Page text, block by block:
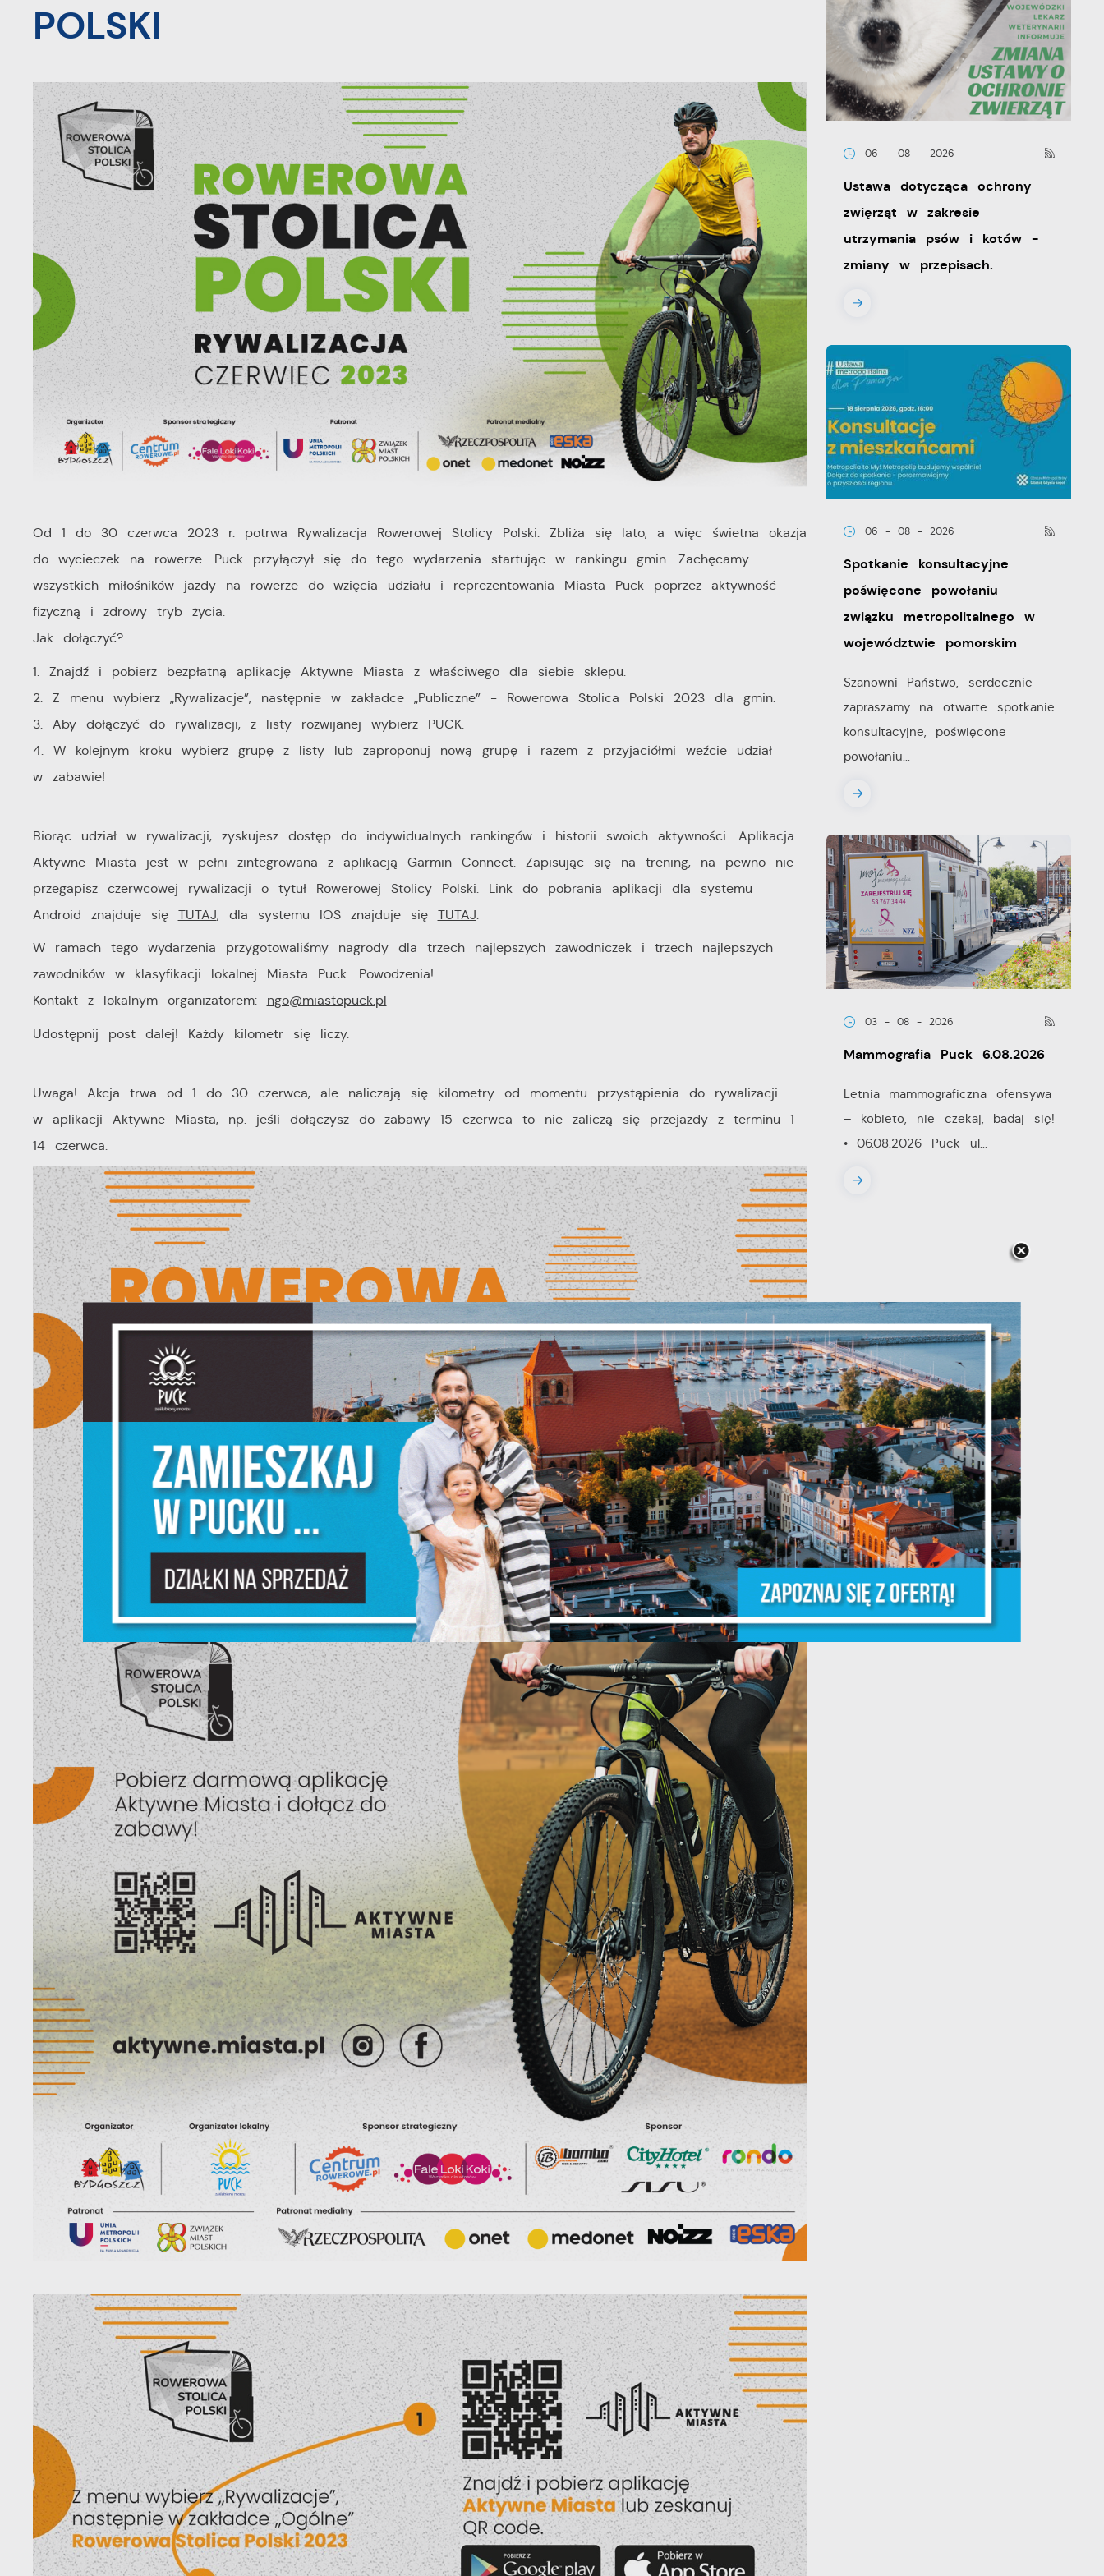
POLSKI
Od 1 do 30 czerwca 2023 r. potrwa Rywalizacja Rowerowej Stolicy Polski. Zbliża się lato, a więc świetna okazja
do wycieczek na rowerze. Puck przyłączył się do tego wydarzenia startując w rankingu gmin. Zachęcamy
wszystkich miłośników jazdy na rowerze do wzięcia udziału i reprezentowania Miasta Puck poprzez aktywność
fizyczną i zdrowy tryb życia.
Jak dołączyć?
1. Znajdź i pobierz bezpłatną aplikację Aktywne Miasta z właściwego dla siebie sklepu.
2. Z menu wybierz „Rywalizacje”, następnie w zakładce „Publiczne” - Rowerowa Stolica Polski 2023 dla gmin.
3. Aby dołączyć do rywalizacji, z listy rozwijanej wybierz PUCK.
4. W kolejnym kroku wybierz grupę z listy lub zaproponuj nową grupę i razem z przyjaciółmi weźcie udział
w zabawie!
Biorąc udział w rywalizacji, zyskujesz dostęp do indywidualnych rankingów i historii swoich aktywności. Aplikacja
Aktywne Miasta jest w pełni zintegrowana z aplikacją Garmin Connect. Zapisując się na trening, na pewno nie
przegapisz czerwcowej rywalizacji o tytuł Rowerowej Stolicy Polski. Link do pobrania aplikacji dla systemu
Android znajduje się TUTAJ, dla systemu IOS znajduje się TUTAJ.
W ramach tego wydarzenia przygotowaliśmy nagrody dla trzech najlepszych zawodniczek i trzech najlepszych
zawodników w klasyfikacji lokalnej Miasta Puck. Powodzenia!
Kontakt z lokalnym organizatorem: ngo@miastopuck.pl
Udostępnij post dalej! Każdy kilometr się liczy.
Uwaga! Akcja trwa od 1 do 30 czerwca, ale naliczają się kilometry od momentu przystąpienia do rywalizacji
w aplikacji Aktywne Miasta, np. jeśli dołączysz do zabawy 15 czerwca to nie zaliczą się przejazdy z terminu 1-
14 czerwca.
06 - 08 - 2026
Ustawa dotycząca ochrony
zwięrząt w zakresie
utrzymania psów i kotów -
zmiany w przepisach.
06 - 08 - 2026
Spotkanie konsultacyjne
poświęcone powołaniu
związku metropolitalnego w
województwie pomorskim
Szanowni Państwo, serdecznie
zapraszamy na otwarte spotkanie
konsultacyjne, poświęcone
powołaniu...
03 - 08 - 2026
Mammografia Puck 6.08.2026
Letnia mammograficzna ofensywa
– kobieto, nie czekaj, badaj się!
• 06.08.2026 Puck ul...
Ustawienia
Szanujemy Twoją prywatność. Możesz zmienić ustawienia cookies lub
zaakceptować je wszystkie. W dowolnym momencie możesz dokonać zmiany
swoich ustawień.
Niezbędne
Niezbędne pliki cookies służą do prawidłowego funkcjonowania strony
internetowej i umożliwiają Ci komfortowe korzystanie z oferowanych przez
nas usług.
Pliki cookies odpowiadają na podejmowane przez Ciebie działania w celu
m.in. dostosowania Twoich ustawień preferencji prywatności, logowania czy
wypełniania formularzy. Dzięki plikom cookies strona, z której korzystasz, może
działać bez zakłóceń.
Funkcjonalne i personalizacyjne
Tego typu pliki cookies umożliwiają stronie internetowej zapamiętanie
wprowadzonych przez Ciebie ustawień oraz personalizację określonych
funkcjonalności czy prezentowanych treści.
Dzięki tym plikom cookies możemy zapewnić Ci większy komfort korzystania
z funkcjonalności naszej strony poprzez dopasowanie jej do Twoich
indywidualnych preferencji. Wyrażenie zgody na funkcjonalne i
personalizacyjne pliki cookies gwarantuje dostępność większej ilości funkcji
na stronie.
Więcej
Analityczne
Analityczne pliki cookies pomagają nam rozwijać się i dostosowywać do
Twoich potrzeb.
Cookies analityczne pozwalają na uzyskanie informacji w zakresie
wykorzystywania witryny internetowej, miejsca oraz częstotliwości, z jaką
odwiedzane są nasze serwisy www. Dane pozwalają nam na ocenę naszych
serwisów internetowych pod względem ich popularności wśród użytkowników.
Zgromadzone informacje są przetwarzane w formie zanonimizowanej. Wyrażenie
zgody na analityczne pliki cookies gwarantuje dostępność wszystkich
funkcjonalności.
Więcej
Reklamowe
Dzięki reklamowym plikom cookies prezentujemy Ci najciekawsze informacje i
aktualności na stronach naszych partnerów.
Promocyjne pliki cookies służą do prezentowania Ci naszych komunikatów na
podstawie analizy Twoich upodobań oraz Twoich zwyczajów dotyczących
przeglądanej witryny internetowej. Treści promocyjne mogą pojawić się na
stronach podmiotów trzecich lub firm będących naszymi partnerami oraz
innych dostawców usług. Firmy te działają w charakterze pośredników
prezentujących nasze treści w postaci wiadomości, ofert, komunikatów
mediów społecznościowych.
Więcej
ZAPISZ WYBRANE
ZEZWÓL NA WSZYSTKIE